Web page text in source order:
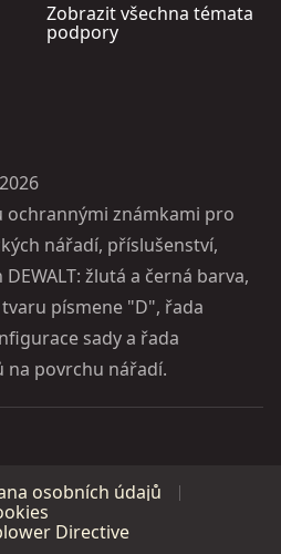
Zobrazit všechna témata
podpory
ochrannými známkami pro
nářadí, příslušenství,
žlutá a černá barva,
písmene "D", řada
sady a řada
na povrchu nářadí.
osobních údajů
Directive